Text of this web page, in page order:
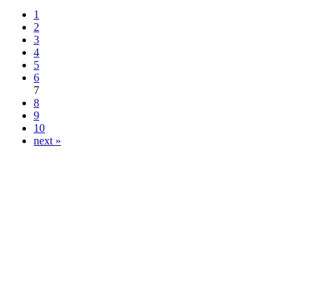
1
2
3
4
5
6
7
8
9
10
next »